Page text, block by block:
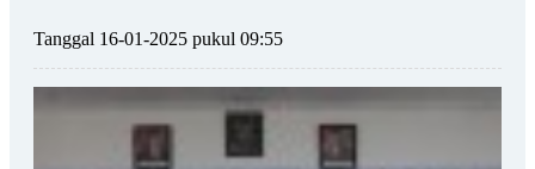
Tanggal 16-01-2025 pukul 09:55